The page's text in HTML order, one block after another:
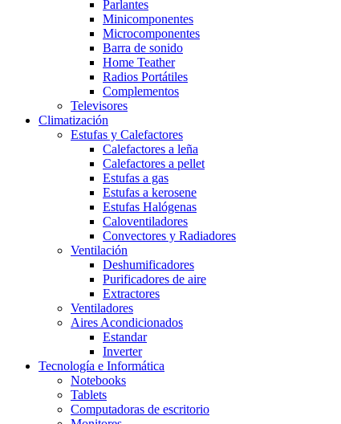
Parlantes
Minicomponentes
Microcomponentes
Barra de sonido
Home Teather
Radios Portátiles
Complementos
Televisores
Climatización
Estufas y Calefactores
Calefactores a leña
Calefactores a pellet
Estufas a gas
Estufas a kerosene
Estufas Halógenas
Caloventiladores
Convectores y Radiadores
Ventilación
Deshumificadores
Purificadores de aire
Extractores
Ventiladores
Aires Acondicionados
Estandar
Inverter
Tecnología e Informática
Notebooks
Tablets
Computadoras de escritorio